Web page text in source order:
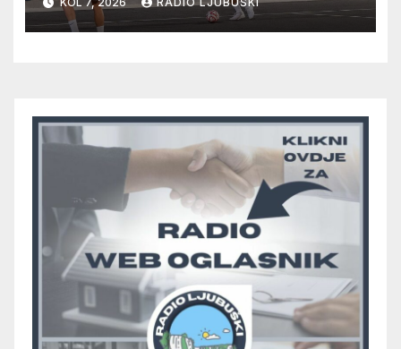
prolazak dalje, Klobuk ispao,
večeras počinje četvrtfinale